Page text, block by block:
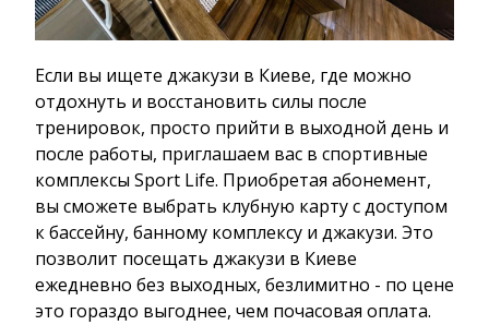
Если вы ищете джакузи в Киеве, где можно
отдохнуть и восстановить силы после
тренировок, просто прийти в выходной день и
после работы, приглашаем вас в спортивные
комплексы Sport Life. Приобретая абонемент,
вы сможете выбрать клубную карту с доступом
к бассейну, банному комплексу и джакузи. Это
позволит посещать джакузи в Киеве
ежедневно без выходных, безлимитно - по цене
это гораздо выгоднее, чем почасовая оплата.